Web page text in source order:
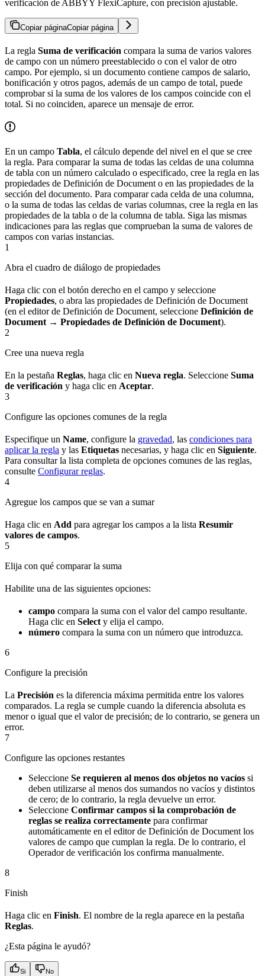
verificación de ABBYY FlexiCapture, con precisión ajustable.
Copiar páginaCopiar página
La regla Suma de verificación compara la suma de varios valores
de campo con un número preestablecido o con el valor de otro
campo. Por ejemplo, si un documento contiene campos de salario,
bonificación y otros pagos, además de un campo de total, puede
comprobar si la suma de los valores de los campos coincide con el
total. Si no coinciden, aparece un mensaje de error.
En un campo Tabla, el cálculo depende del nivel en el que se cree
la regla. Para comparar la suma de todas las celdas de una columna
de tabla con un número calculado o especificado, cree la regla en las
propiedades de Definición de Document o en las propiedades de la
sección del documento. Para comparar cada celda de una columna,
o la suma de todas las celdas de varias columnas, cree la regla en las
propiedades de la tabla o de la columna de tabla. Siga las mismas
indicaciones para las reglas que comprueban la suma de valores de
campos con varias instancias.
1
Abra el cuadro de diálogo de propiedades
Haga clic con el botón derecho en el campo y seleccione
Propiedades, o abra las propiedades de Definición de Document
(en el editor de Definición de Document, seleccione Definición de
Document → Propiedades de Definición de Document).
2
Cree una nueva regla
En la pestaña Reglas, haga clic en Nueva regla. Seleccione Suma
de verificación y haga clic en Aceptar.
3
Configure las opciones comunes de la regla
Especifique un Name, configure la gravedad, las condiciones para
aplicar la regla y las Etiquetas necesarias, y haga clic en Siguiente.
Para consultar la lista completa de opciones comunes de las reglas,
consulte Configurar reglas.
4
Agregue los campos que se van a sumar
Haga clic en Add para agregar los campos a la lista Resumir
valores de campos.
5
Elija con qué comparar la suma
Habilite una de las siguientes opciones:
campo compara la suma con el valor del campo resultante.
Haga clic en Select y elija el campo.
número compara la suma con un número que introduzca.
6
Configure la precisión
La Precisión es la diferencia máxima permitida entre los valores
comparados. La regla se cumple cuando la diferencia absoluta es
menor o igual que el valor de precisión; de lo contrario, se genera un
error.
7
Configure las opciones restantes
Seleccione Se requieren al menos dos objetos no vacíos si
deben utilizarse al menos dos sumandos no vacíos y distintos
de cero; de lo contrario, la regla devuelve un error.
Seleccione Confirmar campos si la comprobación de
reglas se realiza correctamente para confirmar
automáticamente en el editor de Definición de Document los
valores de campo que cumplan la regla. De lo contrario, el
Operador de verificación los confirma manualmente.
8
Finish
Haga clic en Finish. El nombre de la regla aparece en la pestaña
Reglas.
¿Esta página le ayudó?
Si No